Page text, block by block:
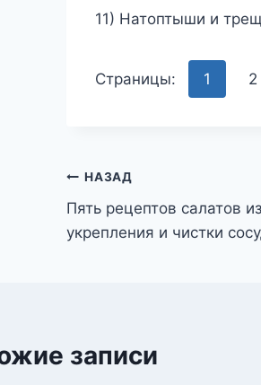
11) Натоптыши и
Страницы: 1 2
Навигация
по
НАЗАД
Пять рецептов салатов
укрепления и чистки
записи